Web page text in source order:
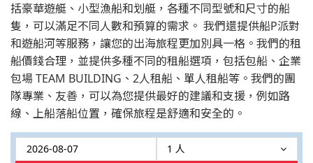
括豪華遊艇、小型漁船和划艇，各種不同型號和尺寸的船
隻，可以滿足不同人數和預算的需求。 我們還提供船P派對
和遊船河等服務，讓您的出海旅程更加別具一格。我們的租
船價錢合理，並提供多種不同的租船選項，包括包船、企業
包場 TEAM BUILDING、2人租船、單人租船等。我們的團
隊專業、友善，可以為您提供最好的建議和支援，例如路
線、上船落船位置，確保旅程是舒適和安全的。
1 人